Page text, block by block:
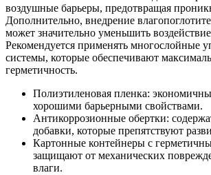
воздушные барьеры, предотвращая
Дополнительно, внедрение
может значительно уменьшить
Рекомендуется применять многослойные
системы, которые обеспечивают
герметичность.
Полиэтиленовая пленка:
хорошими барьерными свойствами.
Антикоррозионные обертки:
добавки, которые препятствуют
Картонные контейнеры с
защищают от механических
влаги.